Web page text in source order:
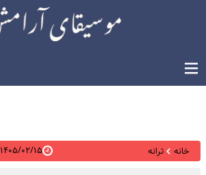
خانه ترانه ۱۴۰۵/۰۲/۱۵ ۱۹:۰۸:۳۱